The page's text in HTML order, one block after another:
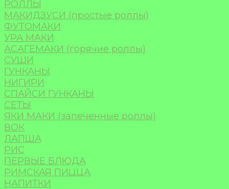
РОЛЛЫ
МАКИДЗУСИ (простые роллы)
ФУТОМАКИ
УРА МАКИ
АСАГЕМАКИ (горячие роллы)
СУШИ
ГУНКАНЫ
НИГИРИ
СПАЙСИ ГУНКАНЫ
СЕТЫ
ЯКИ МАКИ (запеченные роллы)
ВОК
ЛАПША
РИС
ПЕРВЫЕ БЛЮДА
РИМСКАЯ ПИЦЦА
НАПИТКИ